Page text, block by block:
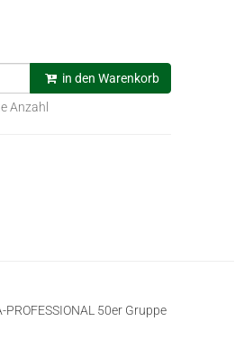
in den Warenkorb
Anzahl
PROFESSIONAL 50er Gruppe